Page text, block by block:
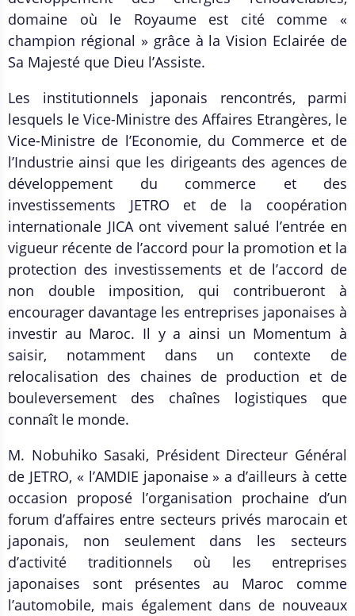
domaine où le Royaume est cité comme «
champion régional » grâce à la Vision Eclairée de
Sa Majesté que Dieu l’Assiste.
Les institutionnels japonais rencontrés, parmi
lesquels le Vice-Ministre des Affaires Etrangères, le
Vice-Ministre de l’Economie, du Commerce et de
l’Industrie ainsi que les dirigeants des agences de
développement du commerce et des
investissements JETRO et de la coopération
internationale JICA ont vivement salué l’entrée en
vigueur récente de l’accord pour la promotion et la
protection des investissements et de l’accord de
non double imposition, qui contribueront à
encourager davantage les entreprises japonaises à
investir au Maroc. Il y a ainsi un Momentum à
saisir, notamment dans un contexte de
relocalisation des chaines de production et de
bouleversement des chaînes logistiques que
connaît le monde.
M. Nobuhiko Sasaki, Président Directeur Général
de JETRO, « l’AMDIE japonaise » a d’ailleurs à cette
occasion proposé l’organisation prochaine d’un
forum d’affaires entre secteurs privés marocain et
japonais, non seulement dans les secteurs
d’activité traditionnels où les entreprises
japonaises sont présentes au Maroc comme
l’automobile, mais également dans de nouveaux